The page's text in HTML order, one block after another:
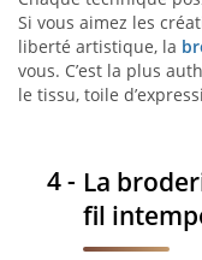
Si vous aimez les
liberté artistique, la
vous. C’est la plus
le tissu, toile
La
fil